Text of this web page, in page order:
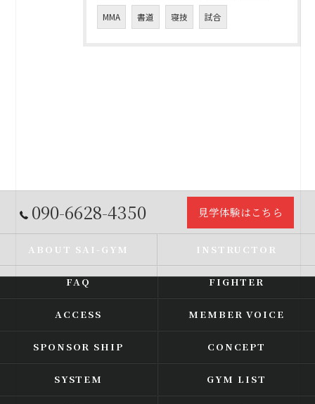
MMA 書道 寝技 試合
090-6628-4350 見学体験はこちら
ABOUT SAI-GYM INSTRUCTOR
FAQ FIGHTER
ACCESS MEMBER VOICE
SPONSOR SHIP CONCEPT
SYSTEM GYM LIST